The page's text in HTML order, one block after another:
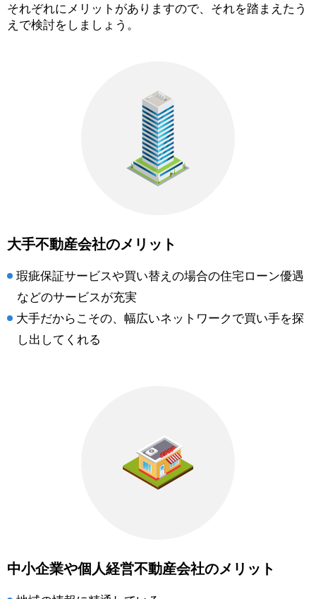
それぞれにメリットがありますので、それを踏まえたう
えで検討をしましょう。
大手不動産会社のメリット
瑕疵保証サービスや買い替えの場合の住宅ローン優遇
などのサービスが充実
大手だからこその、幅広いネットワークで買い手を探
し出してくれる
中小企業や個人経営不動産会社のメリット